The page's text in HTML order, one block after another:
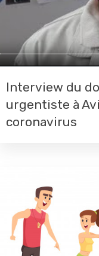
Interview du
urgentiste à
coronavirus